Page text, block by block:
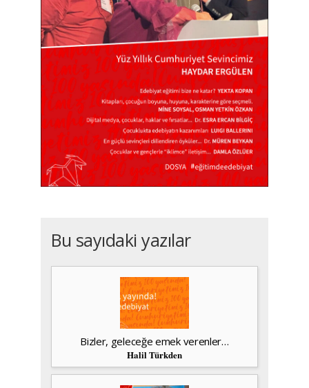
Bu sayıdaki yazılar
Bizler, geleceğe emek verenler…
Halil Türkden